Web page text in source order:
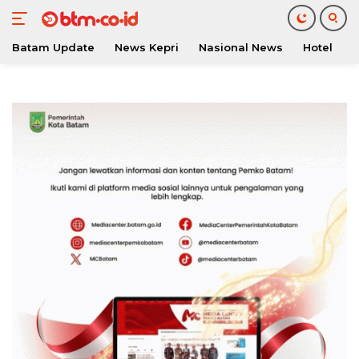
konten
Batam Update News Kepri Nasional News Hotel